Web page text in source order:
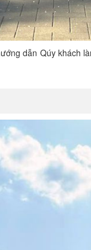
dẫn Qúy khách